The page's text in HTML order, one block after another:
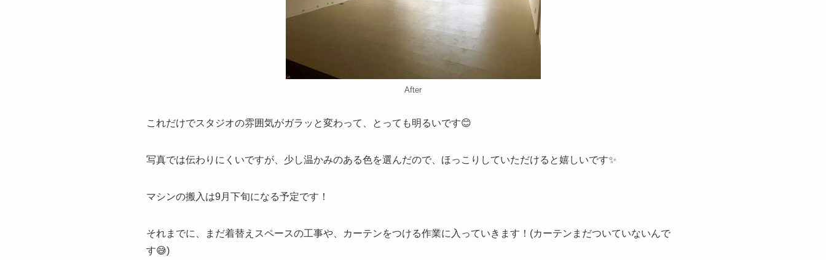
After
これだけでスタジオの雰囲気がガラッと変わって、とっても明るいです😊
写真では伝わりにくいですが、少し温かみのある色を選んだので、ほっこりしていただけると嬉しいです✨
マシンの搬入は9月下旬になる予定です！
それまでに、まだ着替えスペースの工事や、カーテンをつける作業に入っていきます！(カーテンまだついていないんで
す😅)